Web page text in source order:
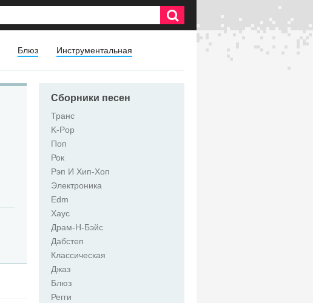
Блюз Инструментальная
Сборники песен
Транс
K-Pop
Поп
Рок
Рэп И Хип-Хоп
Электроника
Edm
Хаус
Драм-Н-Бэйс
Дабстеп
Классическая
Джаз
Блюз
Регги